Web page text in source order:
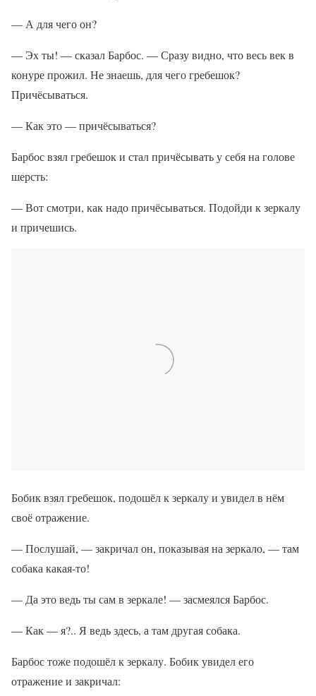
— А для чего он?
— Эх ты! — сказал Барбос. — Сразу видно, что весь век в
конуре прожил. Не знаешь, для чего гребешок?
Причёсываться.
— Как это — причёсываться?
Барбос взял гребешок и стал причёсывать у себя на голове
шерсть:
— Вот смотри, как надо причёсываться. Подойди к зеркалу
и причешись.
Бобик взял гребешок, подошёл к зеркалу и увидел в нём
своё отражение.
— Послушай, — закричал он, показывая на зеркало, — там
собака какая-то!
— Да это ведь ты сам в зеркале! — засмеялся Барбос.
— Как — я?.. Я ведь здесь, а там другая собака.
Барбос тоже подошёл к зеркалу. Бобик увидел его
отражение и закричал: